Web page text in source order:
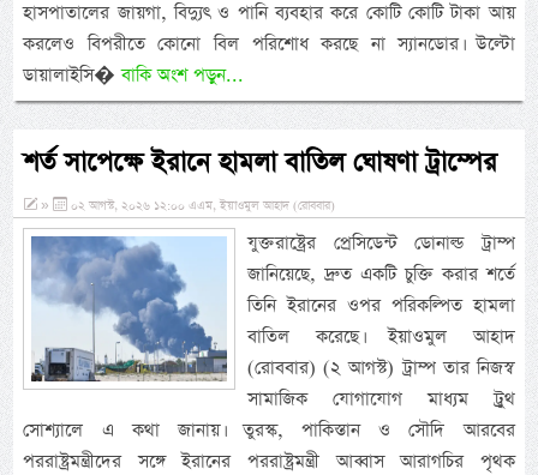
হাসপাতালের জায়গা, বিদ্যুৎ ও পানি ব্যবহার করে কোটি কোটি টাকা আয়
করলেও বিপরীতে কোনো বিল পরিশোধ করছে না স্যানডোর। উল্টো
ডায়ালাইসি�বাকি অংশ পড়ুন...
শর্ত সাপেক্ষে ইরানে হামলা বাতিল ঘোষণা ট্রাম্পের
» ০২ আগস্ট, ২০২৬ ১২:০০ এএম, ইয়াওমুল আহাদ (রোববার)
যুক্তরাষ্ট্রের প্রেসিডেন্ট ডোনাল্ড ট্রাম্প
জানিয়েছে, দ্রুত একটি চুক্তি করার শর্তে
তিনি ইরানের ওপর পরিকল্পিত হামলা
বাতিল করেছে। ইয়াওমুল আহাদ
(রোববার) (২ আগস্ট) ট্রাম্প তার নিজস্ব
সামাজিক যোগাযোগ মাধ্যম ট্রুথ
সোশ্যালে এ কথা জানায়। তুরস্ক, পাকিস্তান ও সৌদি আরবের
পররাষ্ট্রমন্ত্রীদের সঙ্গে ইরানের পররাষ্ট্রমন্ত্রী আব্বাস আরাগচির পৃথক